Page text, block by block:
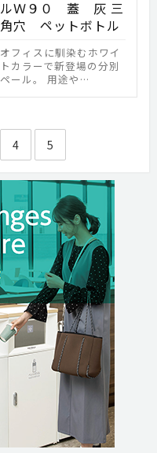
ルＷ９０ 蓋 灰 三
角穴 ペットボトル
オフィスに馴染むホワイ
トカラーで新登場の分別
ペール。 用途や…
4 5